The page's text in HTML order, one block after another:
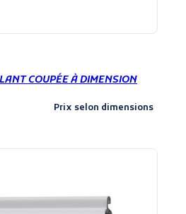
COUPÉE À DIMENSION
Prix selon dimensions